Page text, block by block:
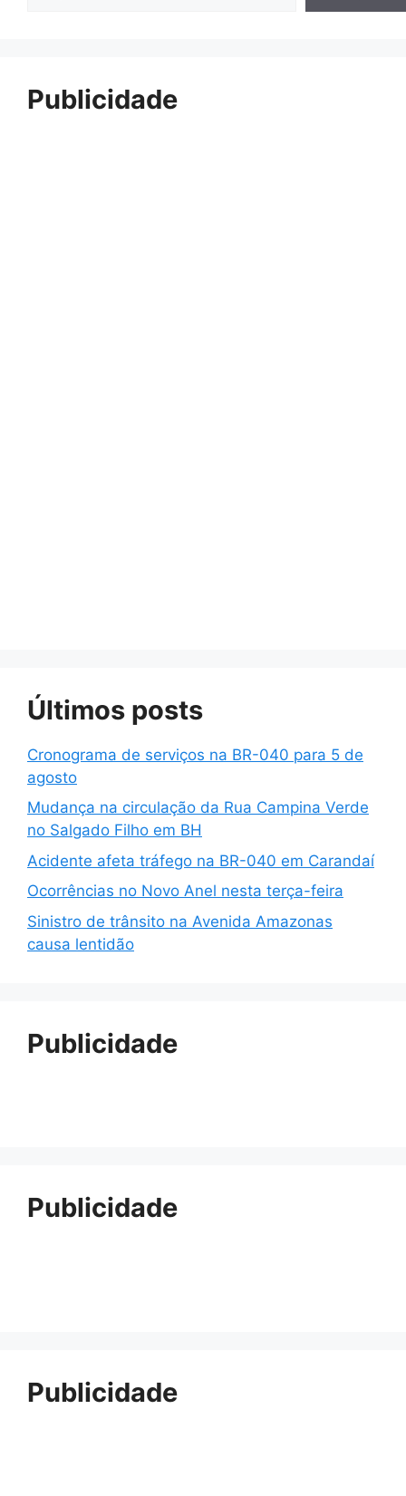
Publicidade
Últimos posts
Cronograma de serviços na BR-040 para 5 de
agosto
Mudança na circulação da Rua Campina Verde
no Salgado Filho em BH
Acidente afeta tráfego na BR-040 em Carandaí
Ocorrências no Novo Anel nesta terça-feira
Sinistro de trânsito na Avenida Amazonas
causa lentidão
Publicidade
Publicidade
Publicidade